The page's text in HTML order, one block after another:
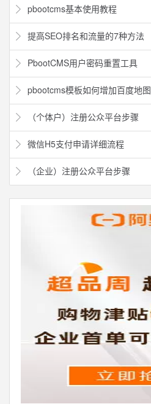
pbootcms基本使用教程
提高SEO排名和流量的7种方法
PbootCMS用户密码重置工具
pbootcms模板如何增加百度地图
（个体户）注册公众平台步骤
微信H5支付申请详细流程
（企业）注册公众平台步骤